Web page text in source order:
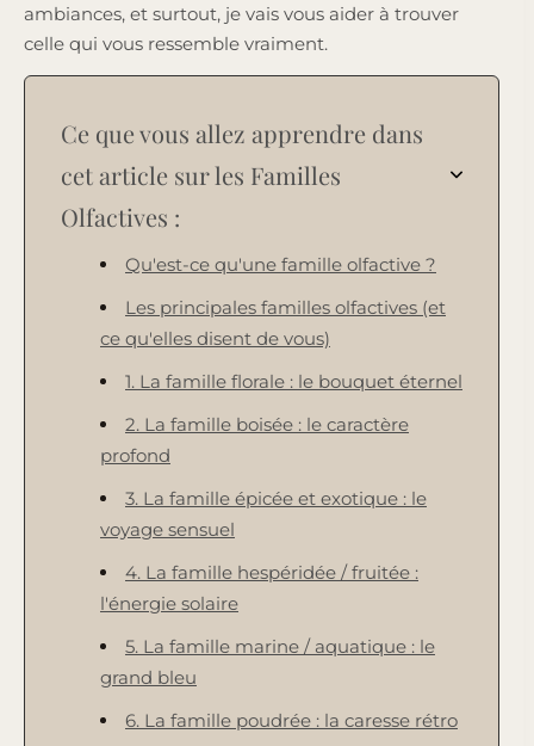
ambiances, et surtout, je vais vous aider à trouver
celle qui vous ressemble vraiment.
Ce que vous allez apprendre dans
cet article sur les Familles
Olfactives :
Qu'est-ce qu'une famille olfactive ?
Les principales familles olfactives (et
ce qu'elles disent de vous)
1. La famille florale : le bouquet éternel
2. La famille boisée : le caractère
profond
3. La famille épicée et exotique : le
voyage sensuel
4. La famille hespéridée / fruitée :
l'énergie solaire
5. La famille marine / aquatique : le
grand bleu
6. La famille poudrée : la caresse rétro